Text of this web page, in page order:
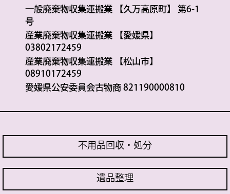
一般廃棄物収集運搬業 【久万高原町】 第6-1
号
産業廃棄物収集運搬業 【愛媛県】
03802172459
産業廃棄物収集運搬業 【松山市】
08910172459
愛媛県公安委員会古物商 821190000810
不用品回収・処分
遺品整理